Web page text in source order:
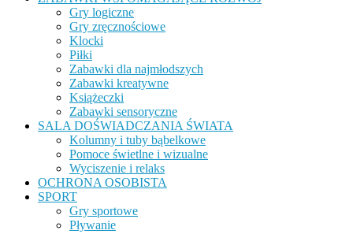
Gry logiczne
Gry zręcznościowe
Klocki
Piłki
Zabawki dla najmłodszych
Zabawki kreatywne
Książeczki
Zabawki sensoryczne
SALA DOŚWIADCZANIA ŚWIATA
Kolumny i tuby bąbelkowe
Pomoce świetlne i wizualne
Wyciszenie i relaks
OCHRONA OSOBISTA
SPORT
Gry sportowe
Pływanie